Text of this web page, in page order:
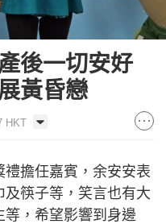
後一切安好
黃昏戀
HKT
擔任嘉賓，余安安表
筷子等，笑言也有大
，希望影響到身邊